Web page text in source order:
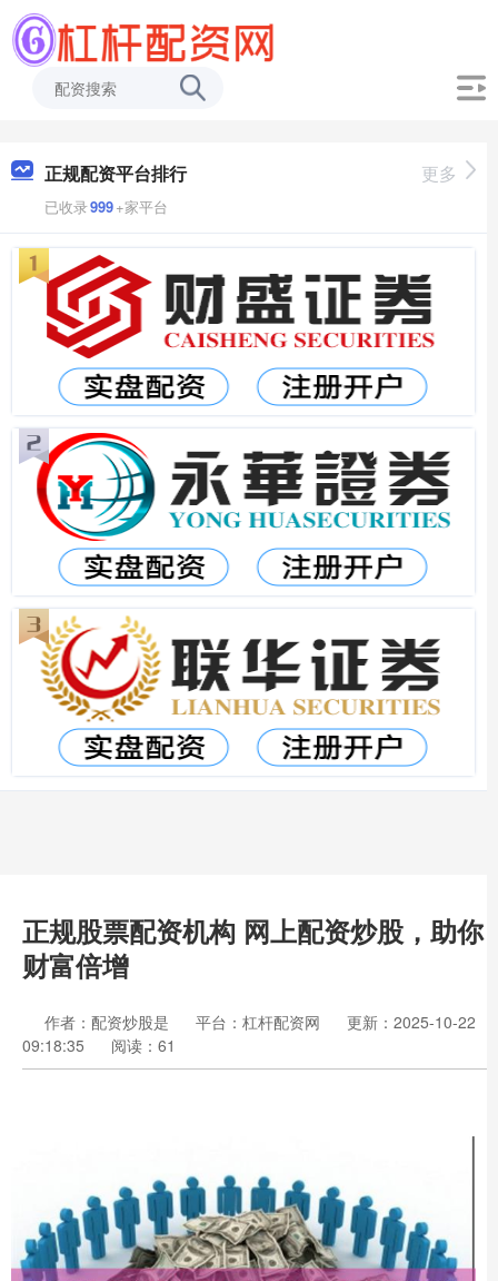
正规配资平台排行
已收录999+家平台
更多
正规股票配资机构 网上配资炒股，助你
财富倍增
作者：配资炒股是 平台：杠杆配资网
更新：2025-10-22
09:18:35
阅读：61